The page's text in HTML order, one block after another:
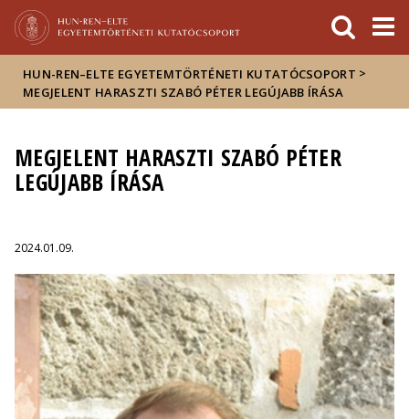
sajtóban
HUN-REN–ELTE EGYETEMTÖRTÉNETI KUTATÓCSOPORT >
MEGJELENT HARASZTI SZABÓ PÉTER LEGÚJABB ÍRÁSA
MEGJELENT HARASZTI SZABÓ PÉTER
LEGÚJABB ÍRÁSA
2024.01.09.